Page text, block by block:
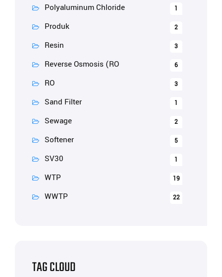
Polyaluminum Chloride 1
Produk 2
Resin 3
Reverse Osmosis (RO 6
RO 3
Sand Filter 1
Sewage 2
Softener 5
SV30 1
WTP 19
WWTP 22
TAG CLOUD